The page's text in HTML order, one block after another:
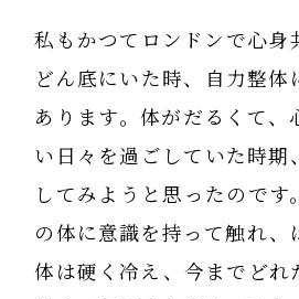
私もかつてロンドンで心身
どん底にいた時、自力整
あります。体がだるくて、
い日々を過ごしていた時期
してみようと思ったので
の体に意識を持って触れ、
体は硬く冷え、今までどれ